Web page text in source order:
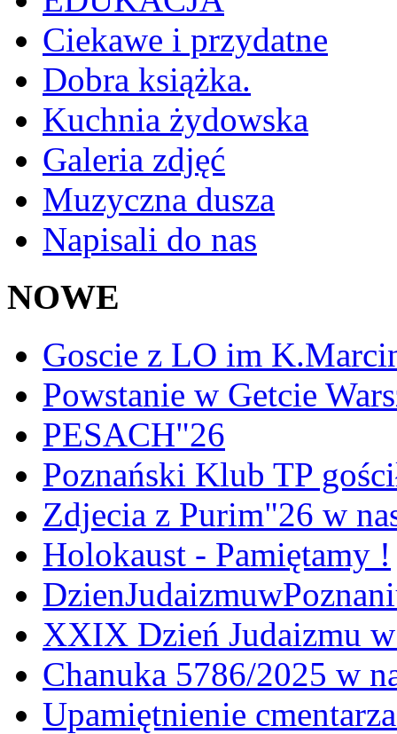
Ciekawe i przydatne
Dobra książka.
Kuchnia żydowska
Galeria zdjęć
Muzyczna dusza
Napisali do nas
NOWE
Goscie z LO im
Powstanie w Getcie
PESACH"26
Poznański Klub TP
Zdjecia z Purim"26 w
Holokaust - Pamiętamy !
XXIX Dzień Judaizmu
Chanuka 5786/2025 w
Upamiętnienie